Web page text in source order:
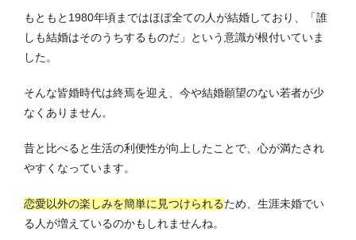
もともと1980年頃まではほぼ全ての人が結婚しており、「誰
しも結婚はそのうちするものだ」という意識が根付いていま
した。
そんな皆婚時代は終焉を迎え、今や結婚願望のない若者が少
なくありません。
昔と比べると生活の利便性が向上したことで、心が満たされ
やすくなっています。
恋愛以外の楽しみを簡単に見つけられるため、生涯未婚でい
る人が増えているのかもしれませんね。